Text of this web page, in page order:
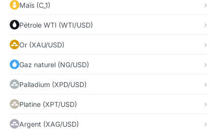
Maïs (C_1)
Pétrole WTI (WTI/USD)
Or (XAU/USD)
Gaz naturel (NG/USD)
Palladium (XPD/USD)
Platine (XPT/USD)
Argent (XAG/USD)